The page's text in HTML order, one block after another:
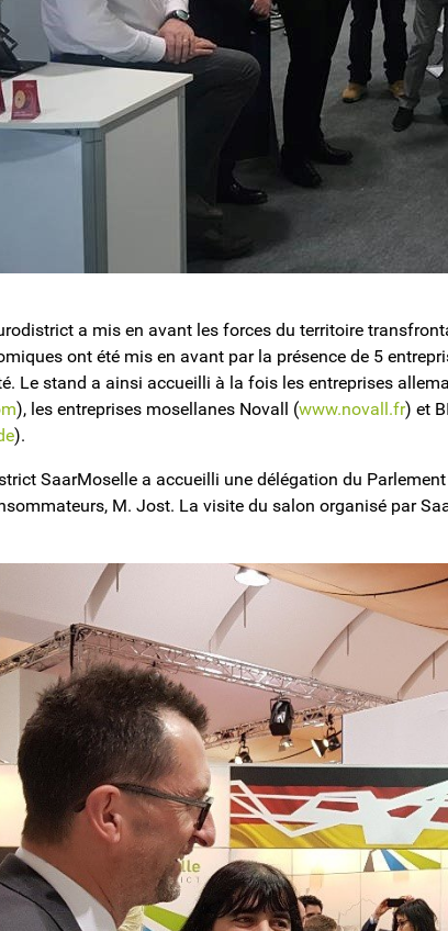
a mis en avant les forces du territoire
ont été mis en avant par la présence de 5
Le stand a ainsi accueilli à la fois les entreprises
), les entreprises mosellanes Novall (www.novall.fr) et
).
SaarMoselle a accueilli une délégation du
M. Jost. La visite du salon organisé par